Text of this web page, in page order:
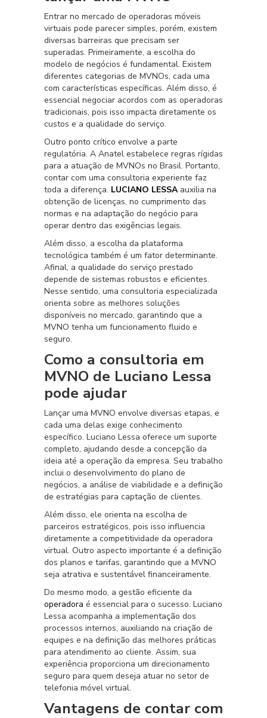
Entrar no mercado de operadoras móveis
virtuais pode parecer simples, porém, existem
diversas barreiras que precisam ser
superadas. Primeiramente, a escolha do
modelo de negócios é fundamental. Existem
diferentes categorias de MVNOs, cada uma
com características específicas. Além disso, é
essencial negociar acordos com as operadoras
tradicionais, pois isso impacta diretamente os
custos e a qualidade do serviço.
Outro ponto crítico envolve a parte
regulatória. A Anatel estabelece regras rígidas
para a atuação de MVNOs no Brasil. Portanto,
contar com uma consultoria experiente faz
toda a diferença. LUCIANO LESSAauxilia na
obtenção de licenças, no cumprimento das
normas e na adaptação do negócio para
operar dentro das exigências legais.
Além disso, a escolha da plataforma
tecnológica também é um fator determinante.
Afinal, a qualidade do serviço prestado
depende de sistemas robustos e eficientes.
Nesse sentido, uma consultoria especializada
orienta sobre as melhores soluções
disponíveis no mercado, garantindo que a
MVNO tenha um funcionamento fluido e
seguro.
Como a consultoria em
MVNO de Luciano Lessa
pode ajudar
Lançar uma MVNO envolve diversas etapas, e
cada uma delas exige conhecimento
específico. Luciano Lessa oferece um suporte
completo, ajudando desde a concepção da
ideia até a operação da empresa. Seu trabalho
inclui o desenvolvimento do plano de
negócios, a análise de viabilidade e a definição
de estratégias para captação de clientes.
Além disso, ele orienta na escolha de
parceiros estratégicos, pois isso influencia
diretamente a competitividade da operadora
virtual. Outro aspecto importante é a definição
dos planos e tarifas, garantindo que a MVNO
seja atrativa e sustentável financeiramente.
Do mesmo modo, a gestão eficiente da
operadora é essencial para o sucesso. Luciano
Lessa acompanha a implementação dos
processos internos, auxiliando na criação de
equipes e na definição das melhores práticas
para atendimento ao cliente. Assim, sua
experiência proporciona um direcionamento
seguro para quem deseja atuar no setor de
telefonia móvel virtual.
Vantagens de contar com